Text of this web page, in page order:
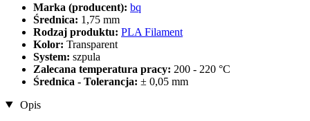
Marka (producent): bq
Średnica: 1,75 mm
Rodzaj produktu: PLA Filament
Kolor: Transparent
System: szpula
Zalecana temperatura pracy: 200 - 220 °C
Średnica - Tolerancja: ± 0,05 mm
Opis